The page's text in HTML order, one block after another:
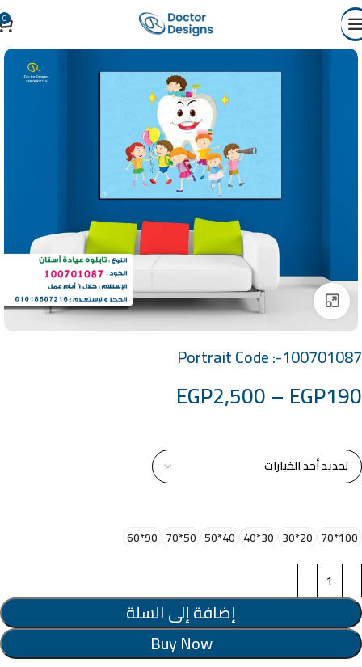
0
Click to enlarge
Portrait Code :-100701087
EGP190
–
EGP2,500
100*70
20*30
30*40
40*50
50*70
90*60
إضافة إلى السلة
Buy Now